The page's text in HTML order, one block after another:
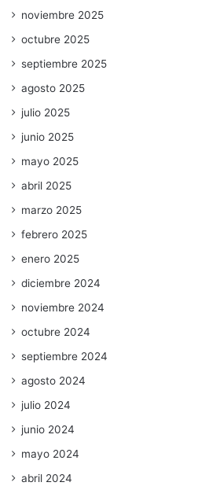
noviembre 2025
octubre 2025
septiembre 2025
agosto 2025
julio 2025
junio 2025
mayo 2025
abril 2025
marzo 2025
febrero 2025
enero 2025
diciembre 2024
noviembre 2024
octubre 2024
septiembre 2024
agosto 2024
julio 2024
junio 2024
mayo 2024
abril 2024